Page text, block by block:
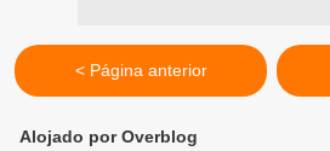
< Página anterior
Alojado por Overblog